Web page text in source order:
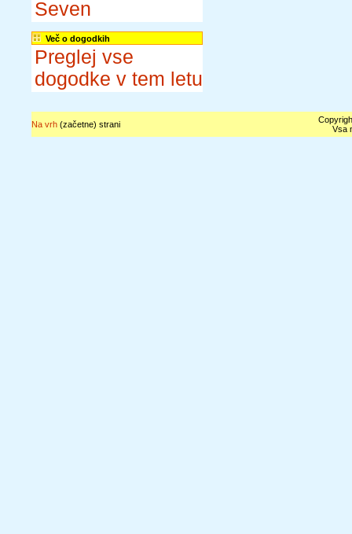
Seven
Več o dogodkih
Preglej vse
dogodke v tem letu
Na vrh(začetne) strani
Vsa